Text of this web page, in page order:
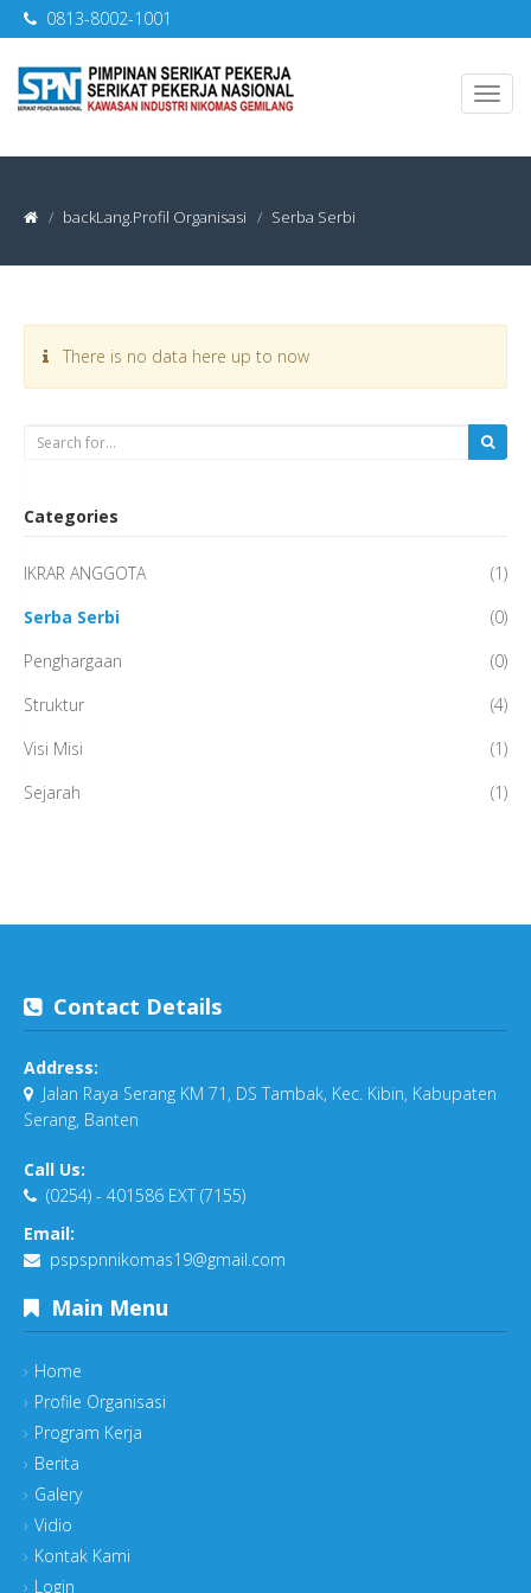
0813-8002-1001
backLang.Profil Organisasi Serba Serbi
There is no data here up to now
Categories
IKRAR ANGGOTA
(1)
Serba Serbi
(0)
Penghargaan
(0)
Struktur
(4)
Visi Misi
(1)
Sejarah
(1)
Contact Details
Address:
Jalan Raya Serang KM 71, DS Tambak, Kec. Kibin, Kabupaten
Serang, Banten
Call Us:
(0254) - 401586 EXT (7155)
Email:
pspspnnikomas19@gmail.com
Main Menu
Home
Profile Organisasi
Program Kerja
Berita
Galery
Vidio
Kontak Kami
Login